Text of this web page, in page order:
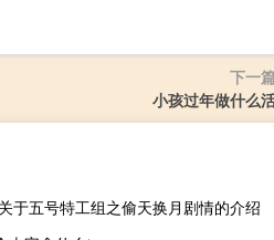
下一
小孩过年做什么
于五号特工组之偷天换月剧情的介绍